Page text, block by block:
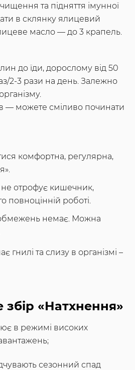
та підняття імунної
в склянку ялицевий
​​масло — до 3 крапель.
до їди, дорослому від 50
2-3 рази на день. Залежно
— можете сміливо починати
комфортна, регулярна,
отрофує кишечник,
повноцінній роботі.
немає. Можна
гнилі та слизу в організмі –
збір «Натхнення»
в режимі високих
сезонний спад